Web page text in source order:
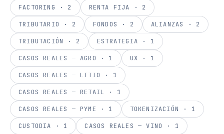
FACTORING · 2 RENTA FIJA · 2
TRIBUTARIO · 2 FONDOS · 2 ALIANZAS · 2
TRIBUTACIÓN · 2 ESTRATEGIA · 1
CASOS REALES — AGRO · 1 UX · 1
CASOS REALES — LITIO · 1
CASOS REALES — RETAIL · 1
CASOS REALES — PYME · 1 TOKENIZACIÓN · 1
CUSTODIA · 1 CASOS REALES — VINO · 1